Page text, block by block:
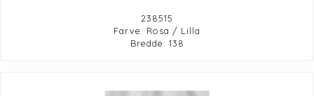
238515
Farve: Rosa / Lilla
Bredde: 138